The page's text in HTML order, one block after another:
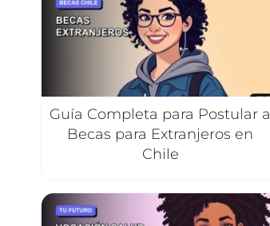
Guía Completa para Postular a
Becas para Extranjeros en
Chile